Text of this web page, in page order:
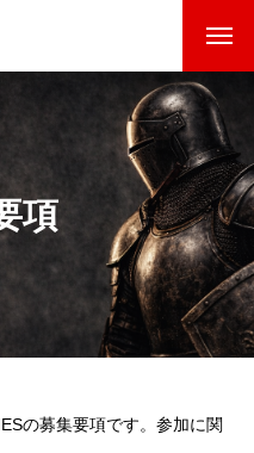
募集要項
項
の募集要項です。参加に関